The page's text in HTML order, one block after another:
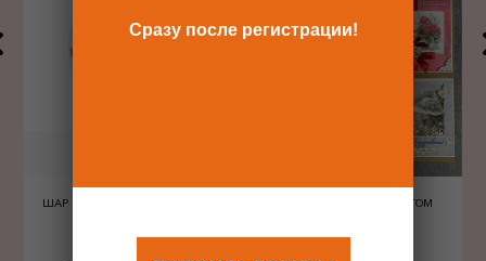
ШАР ШЕЛКОГРАФИЯ СЕРДЦА
ОТКРЫТКА С КОНВЕРТОМ
Сразу после регистрации!